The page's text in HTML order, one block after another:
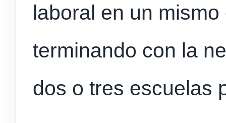
laboral en un
terminando con la
dos o tres escuelas